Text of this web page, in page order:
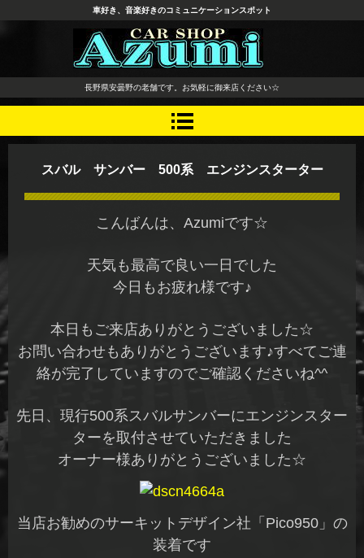
長野県 安曇野市 タイヤ ホ
イール デッドニング カーオ
ーディオ レカロシート
車好き、音楽好きのコミュニケーションスポット
長野県安曇野の老舗です。お気軽に御来店ください☆
スバル サンバー 500系 エンジンスターター
こんばんは、Azumiです☆
天気も最高で良い一日でした
今日もお疲れ様です♪
本日もご来店ありがとうございました☆
お問い合わせもありがとうございます♪すべてご連
絡が完了していますのでご確認くださいね^^
先日、現行500系スバルサンバーにエンジンスター
ターを取付させていただきました
オーナー様ありがとうございました☆
当店お勧めのサーキットデザイン社「Pico950」の
装着です